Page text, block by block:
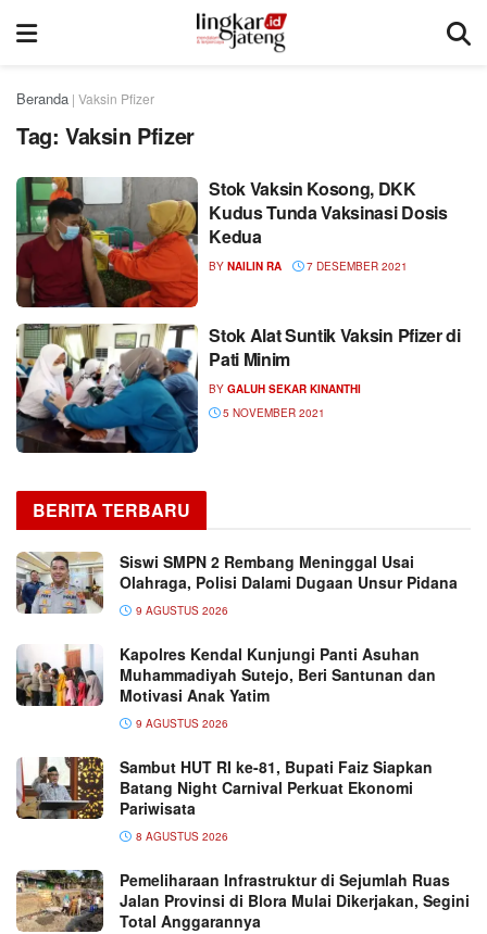
Beranda | Vaksin Pfizer
Tag: Vaksin Pfizer
Stok Vaksin Kosong, DKK
Kudus Tunda Vaksinasi Dosis
Kedua
BY NAILIN RA 7 DESEMBER 2021
Stok Alat Suntik Vaksin Pfizer di
Pati Minim
BY GALUH SEKAR KINANTHI
5 NOVEMBER 2021
BERITA TERBARU
Siswi SMPN 2 Rembang Meninggal Usai
Olahraga, Polisi Dalami Dugaan Unsur Pidana
9 AGUSTUS 2026
Kapolres Kendal Kunjungi Panti Asuhan
Muhammadiyah Sutejo, Beri Santunan dan
Motivasi Anak Yatim
9 AGUSTUS 2026
Sambut HUT RI ke-81, Bupati Faiz Siapkan
Batang Night Carnival Perkuat Ekonomi
Pariwisata
8 AGUSTUS 2026
Pemeliharaan Infrastruktur di Sejumlah Ruas
Jalan Provinsi di Blora Mulai Dikerjakan, Segini
Total Anggarannya